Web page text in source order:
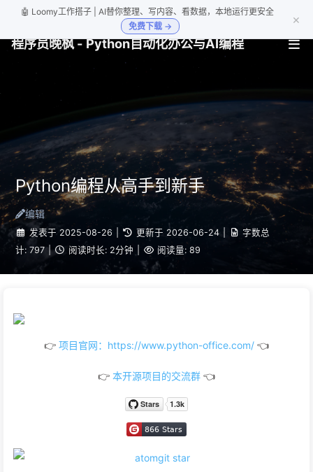
🤖 Loomy工作搭子 | AI替你整理、写内容、看数据，本地运行更安全
免费下载 →
×
程序员晚枫 - Python自动化办公与AI编程
Python编程从高手到新手
编辑
发表于 2025-08-26 更新于 2026-06-24
字数总
计: 797 | 阅读时长: 2分钟 阅读量: 89
👉 项目官网：https://www.python-office.com/ 👈
👉 本开源项目的交流群 👈